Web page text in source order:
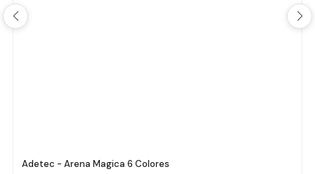
Adetec - Arena Magica 6 Colores